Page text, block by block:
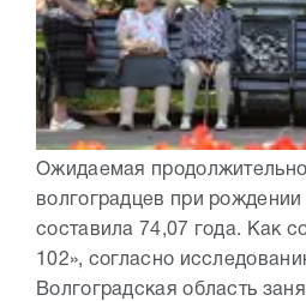
Ожидаемая
волгоградцев при рождении
составила 74,07 года. Как
102», согласно
Волгоградская область